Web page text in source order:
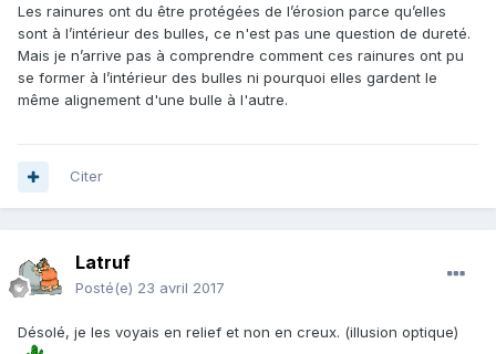
Les rainures ont du être protégées de l’érosion parce qu’elles
sont à l’intérieur des bulles, ce n'est pas une question de dureté.
Mais je n’arrive pas à comprendre comment ces rainures ont pu
se former à l’intérieur des bulles ni pourquoi elles gardent le
même alignement d'une bulle à l'autre.
Citer
Latruf
Posté(e) 23 avril 2017
Désolé, je les voyais en relief et non en creux. (illusion optique)